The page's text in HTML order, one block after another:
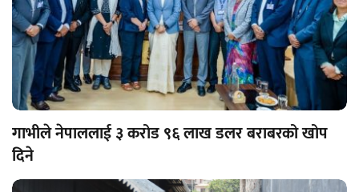
गाभीले नेपाललाई ३ करोड ९६ लाख डलर बराबरको खोप
दिने